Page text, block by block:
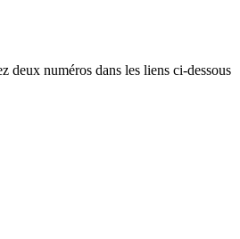
deux numéros dans les liens ci-dessous